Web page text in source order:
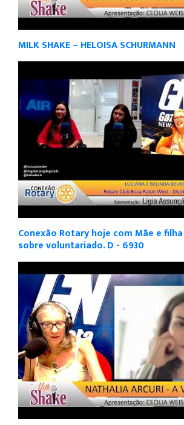
MILK SHAKE – HELOISA SCHURMANN
Conexão Rotary hoje com Mãe e
sobre voluntariado. D - 6930